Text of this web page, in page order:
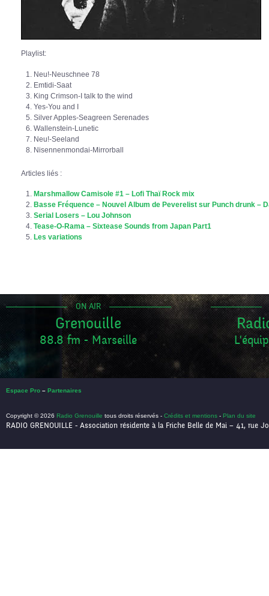
Playlist:
Neu!-Neuschnee 78
Emtidi-Saat
King Crimson-I talk to the wind
Yes-You and I
Silver Apples-Seagreen Serenades
Wallenstein-Lunetic
Neu!-Seeland
Nisennenmondai-Mirrorball
Articles liés :
Marshmallow Camisole #1 – Lofi Thaï Rock mix
Basse Fréquence – Nouvel Album de Peverelist sur Punch drunk –
Serial Losers – Lou Johnson
Tease-O-Rama – Sixtease Sounds from Japan Part1
Les variations
ON AIR
Grenouille
88.8 fm - Marseille
Espace Pro – Partenaires
Copyright © 2026 Radio Grenouille tous droits réservés - Crédits et mentions - Plan du site
RADIO GRENOUILLE - Association résidente à la Friche Belle de Mai – 41, rue